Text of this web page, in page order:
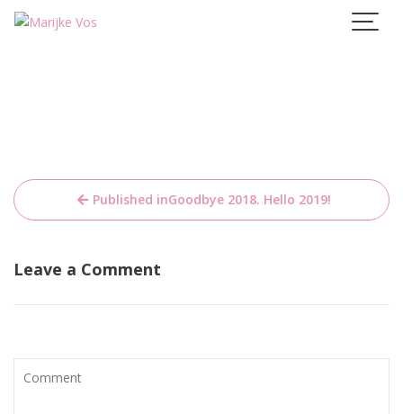
Skip
Bericht
navigatie
Published inGoodbye 2018. Hello 2019!
Leave a Comment